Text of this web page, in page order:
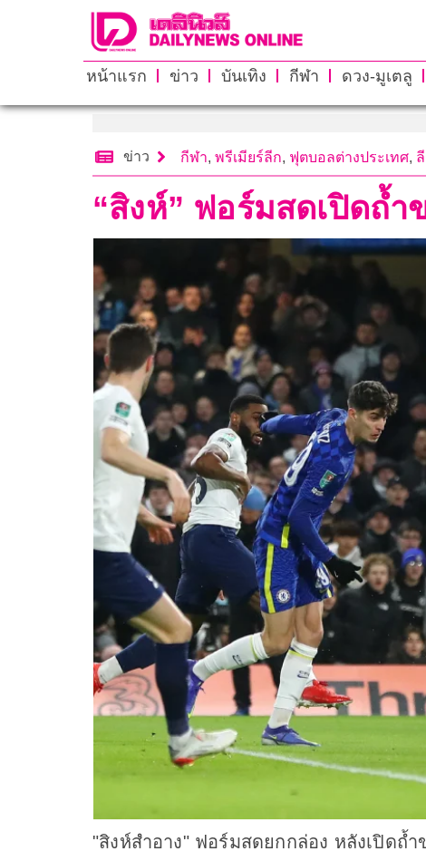
หน้าแรก ข่าว บันเทิง กีฬา ดวง-มูเตลู
ข่าว กีฬา, พรีเมียร์ลีก, ฟุตบอลต่างประเทศ,
“สิงห์” ฟอร์มสดเปิดถ้
"สิงห์สำอาง" ฟอร์มสดยกกล่อง หลังเปิดถ้